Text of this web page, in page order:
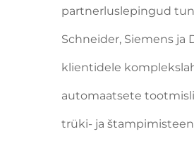
partnerluslepingud
Schneider, Siemens ja
klientidele
automaatsete
trüki- ja